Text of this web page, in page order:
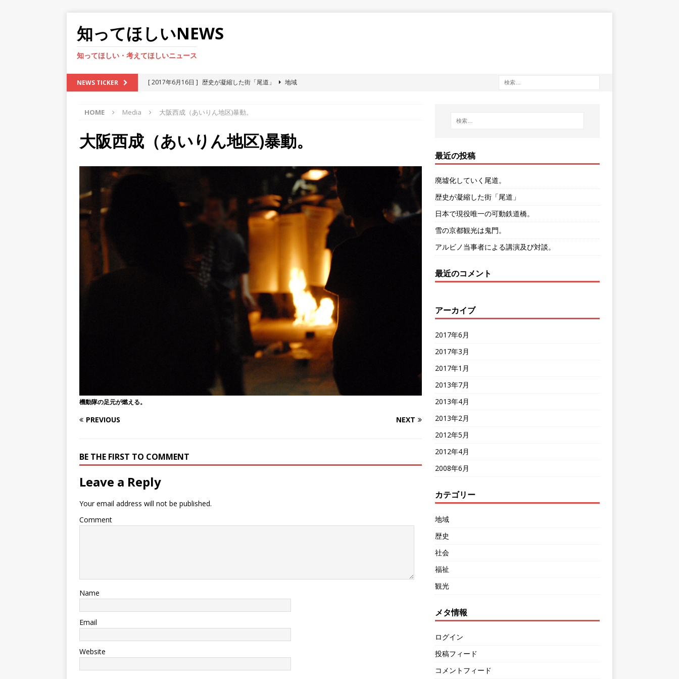
知ってほしいNEWS
知ってほしい・考えてほしいニュース
NEWS TICKER [ 2017年6月16日 ] 歴史が凝縮した街「尾道」
地域
[ 2017年1月16日 ] 雪の京都観光は鬼門。
[ 2013年7月24日 ] アルビノ当事者による講演及び対談。
[ 2017年6月16日 ]
廃墟化していく尾道。 地域
HOME Media 大阪西成（あいりん地区)暴動。
大阪西成（あいりん地区)暴動。
機動隊の足元が燃える。
PREVIOUS NEXT
BE THE FIRST TO COMMENT
Leave a Reply
Your email address will not be published.
Comment
Name
Email
Website
最近の投稿
廃墟化していく尾道。
歴史が凝縮した街「尾道」
日本で現役唯一の可動鉄道橋。
雪の京都観光は鬼門。
アルビノ当事者による講演及び対談。
最近のコメント
アーカイブ
2017年6月
2017年3月
2017年1月
2013年7月
2013年4月
2013年2月
2012年5月
2012年4月
2008年6月
カテゴリー
地域
歴史
社会
福祉
観光
メタ情報
ログイン
投稿フィード
コメントフィード